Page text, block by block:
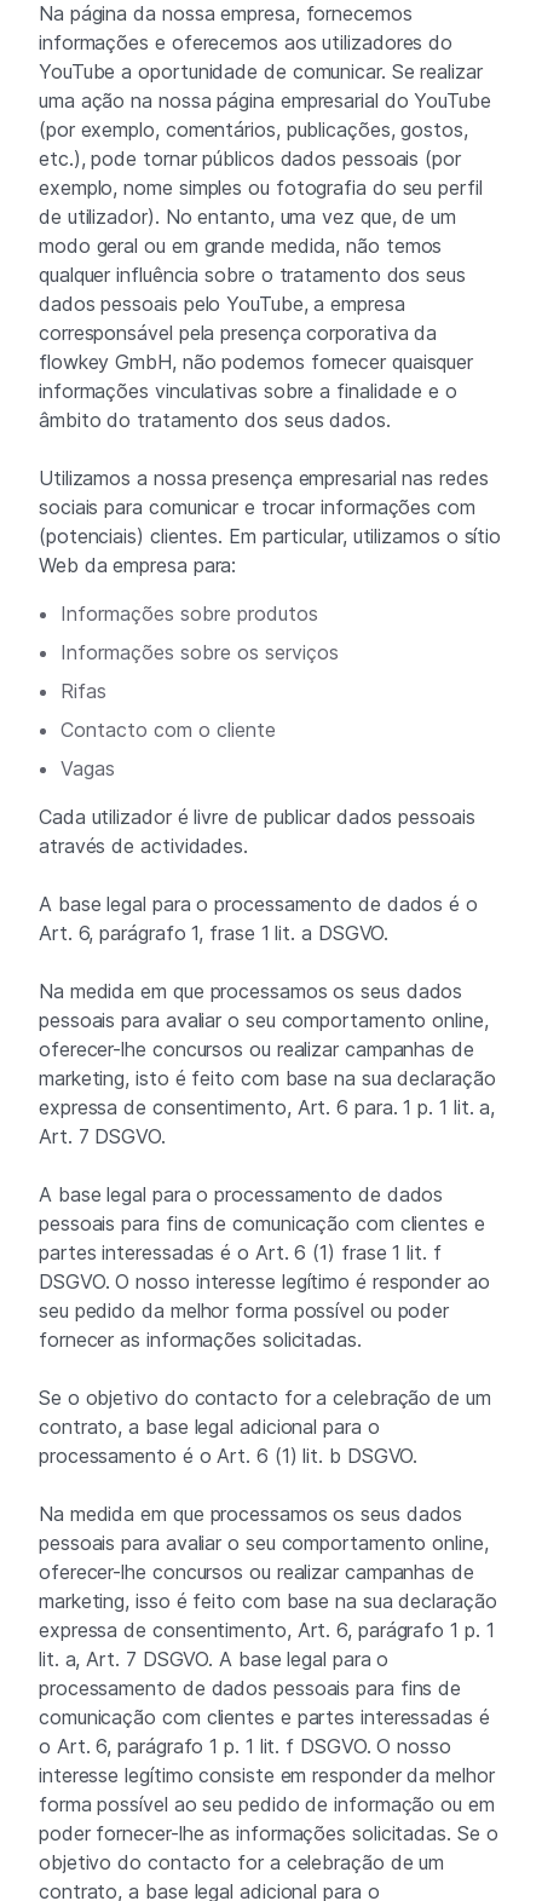
Na página da nossa empresa, fornecemos
informações e oferecemos aos utilizadores do
YouTube a oportunidade de comunicar. Se realizar
uma ação na nossa página empresarial do YouTube
(por exemplo, comentários, publicações, gostos,
etc.), pode tornar públicos dados pessoais (por
exemplo, nome simples ou fotografia do seu perfil
de utilizador). No entanto, uma vez que, de um
modo geral ou em grande medida, não temos
qualquer influência sobre o tratamento dos seus
dados pessoais pelo YouTube, a empresa
corresponsável pela presença corporativa da
flowkey GmbH, não podemos fornecer quaisquer
informações vinculativas sobre a finalidade e o
âmbito do tratamento dos seus dados.
Utilizamos a nossa presença empresarial nas redes
sociais para comunicar e trocar informações com
(potenciais) clientes. Em particular, utilizamos o sítio
Web da empresa para:
Informações sobre produtos
Informações sobre os serviços
Rifas
Contacto com o cliente
Vagas
Cada utilizador é livre de publicar dados pessoais
através de actividades.
A base legal para o processamento de dados é o
Art. 6, parágrafo 1, frase 1 lit. a DSGVO.
Na medida em que processamos os seus dados
pessoais para avaliar o seu comportamento online,
oferecer-lhe concursos ou realizar campanhas de
marketing, isto é feito com base na sua declaração
expressa de consentimento, Art. 6 para. 1 p. 1 lit. a,
Art. 7 DSGVO.
A base legal para o processamento de dados
pessoais para fins de comunicação com clientes e
partes interessadas é o Art. 6 (1) frase 1 lit. f
DSGVO. O nosso interesse legítimo é responder ao
seu pedido da melhor forma possível ou poder
fornecer as informações solicitadas.
Se o objetivo do contacto for a celebração de um
contrato, a base legal adicional para o
processamento é o Art. 6 (1) lit. b DSGVO.
Na medida em que processamos os seus dados
pessoais para avaliar o seu comportamento online,
oferecer-lhe concursos ou realizar campanhas de
marketing, isso é feito com base na sua declaração
expressa de consentimento, Art. 6, parágrafo 1 p. 1
lit. a, Art. 7 DSGVO. A base legal para o
processamento de dados pessoais para fins de
comunicação com clientes e partes interessadas é
o Art. 6, parágrafo 1 p. 1 lit. f DSGVO. O nosso
interesse legítimo consiste em responder da melhor
forma possível ao seu pedido de informação ou em
poder fornecer-lhe as informações solicitadas. Se o
objetivo do contacto for a celebração de um
contrato, a base legal adicional para o